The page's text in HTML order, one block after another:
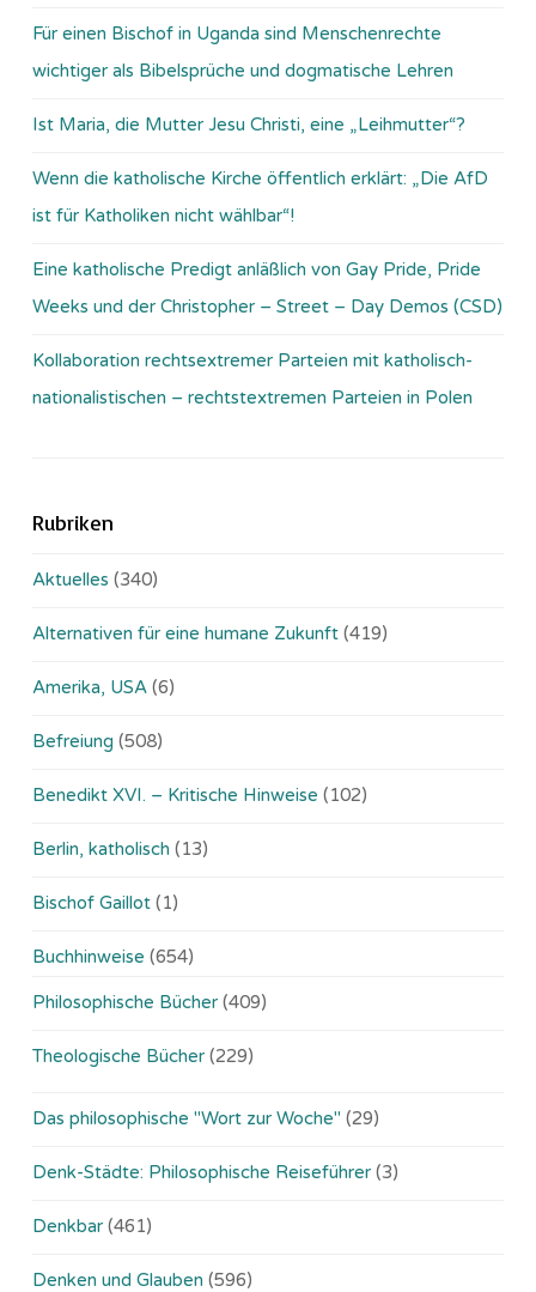
Für einen Bischof in Uganda sind Menschenrechte
wichtiger als Bibelsprüche und dogmatische Lehren
Ist Maria, die Mutter Jesu Christi, eine „Leihmutter“?
Wenn die katholische Kirche öffentlich erklärt: „Die AfD
ist für Katholiken nicht wählbar“!
Eine katholische Predigt anläßlich von Gay Pride, Pride
Weeks und der Christopher – Street – Day Demos (CSD)
Kollaboration rechtsextremer Parteien mit katholisch-
nationalistischen – rechtstextremen Parteien in Polen
Rubriken
Aktuelles (340)
Alternativen für eine humane Zukunft (419)
Amerika, USA (6)
Befreiung (508)
Benedikt XVI. – Kritische Hinweise (102)
Berlin, katholisch (13)
Bischof Gaillot (1)
Buchhinweise (654)
Philosophische Bücher (409)
Theologische Bücher (229)
Das philosophische "Wort zur Woche" (29)
Denk-Städte: Philosophische Reiseführer (3)
Denkbar (461)
Denken und Glauben (596)